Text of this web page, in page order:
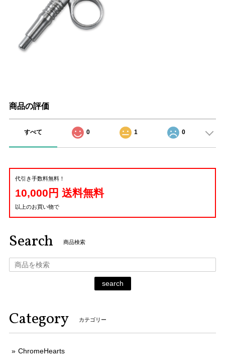
商品の評価
すべて 0 1 0
代引き手数料無料！
10,000円 送料無料
以上のお買い物で
Search 商品検索
search
Category カテゴリー
ChromeHearts